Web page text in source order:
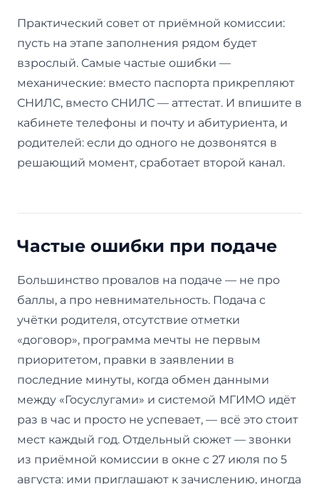
Практический совет от приёмной комиссии:
пусть на этапе заполнения рядом будет
взрослый. Самые частые ошибки —
механические: вместо паспорта прикрепляют
СНИЛС, вместо СНИЛС — аттестат. И впишите в
кабинете телефоны и почту и абитуриента, и
родителей: если до одного не дозвонятся в
решающий момент, сработает второй канал.
Частые ошибки при подаче
Большинство провалов на подаче — не про
баллы, а про невнимательность. Подача с
учётки родителя, отсутствие отметки
«договор», программа мечты не первым
приоритетом, правки в заявлении в
последние минуты, когда обмен данными
между «Госуслугами» и системой МГИМО идёт
раз в час и просто не успевает, — всё это стоит
мест каждый год. Отдельный сюжет — звонки
из приёмной комиссии в окне с 27 июля по 5
августа: ими приглашают к зачислению, иногда